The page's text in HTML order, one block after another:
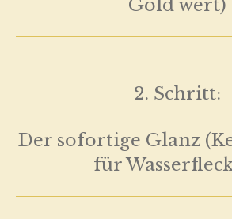
Gold wert)
2. Schritt:
Der sofortige Glanz
für